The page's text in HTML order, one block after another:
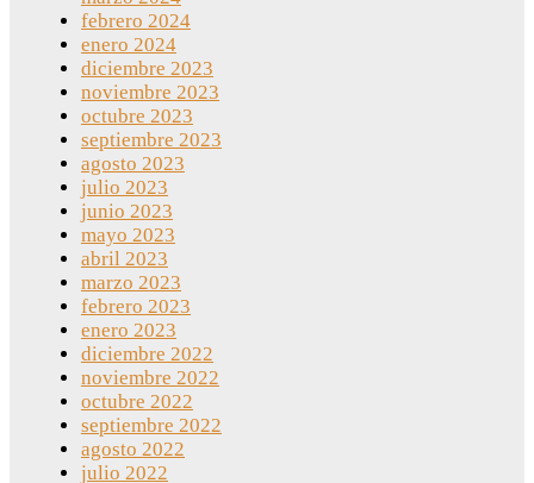
febrero 2024
enero 2024
diciembre 2023
noviembre 2023
octubre 2023
septiembre 2023
agosto 2023
julio 2023
junio 2023
mayo 2023
abril 2023
marzo 2023
febrero 2023
enero 2023
diciembre 2022
noviembre 2022
octubre 2022
septiembre 2022
agosto 2022
julio 2022